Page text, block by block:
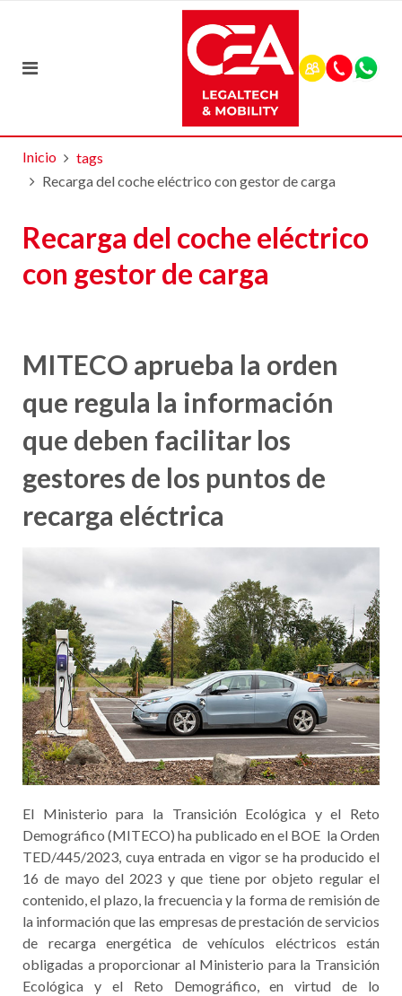
Inicio
tags
Recarga del coche eléctrico con gestor de carga
Recarga del coche eléctrico
con gestor de carga
MITECO aprueba la orden
que regula la información
que deben facilitar los
gestores de los puntos de
recarga eléctrica
El Ministerio para la Transición Ecológica y el Reto
Demográfico (MITECO) ha publicado en el BOE la Orden
TED/445/2023, cuya entrada en vigor se ha producido el
16 de mayo del 2023 y que tiene por objeto regular el
contenido, el plazo, la frecuencia y la forma de remisión de
la información que las empresas de prestación de servicios
de recarga energética de vehículos eléctricos están
obligadas a proporcionar al Ministerio para la Transición
Ecológica y el Reto Demográfico, en virtud de lo